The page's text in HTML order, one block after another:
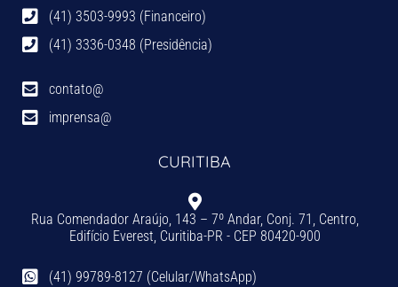
(41) 3503-9993 (Financeiro)
(41) 3336-0348 (Presidência)
contato@
imprensa@
CURITIBA
Rua Comendador Araújo, 143 – 7º Andar, Conj. 71, Centro,
Edifício Everest, Curitiba-PR - CEP 80420-900
(41) 99789-8127 (Celular/WhatsApp)